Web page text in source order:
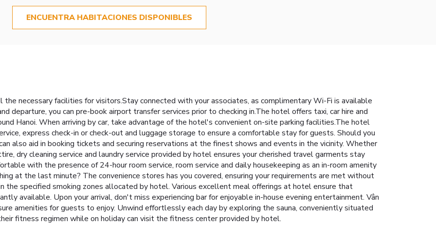
ENCUENTRA HABITACIONES DISPONIBLES
necessary facilities for visitors.Stay connected with your associates, as complimentary Wi-Fi is available
departure, you can pre-book airport transfer services prior to checking in.The hotel offers taxi, car hire and
Hanoi. When arriving by car, take advantage of the hotel's convenient on-site parking facilities.The hotel
express check-in or check-out and luggage storage to ensure a comfortable stay for guests. Should you
also aid in booking tickets and securing reservations at the finest shows and events in the vicinity. Whether
dry cleaning service and laundry service provided by hotel ensures your cherished travel garments stay
with the presence of 24-hour room service, room service and daily housekeeping as an in-room amenity
at the last minute? The convenience stores has you covered, ensuring your requirements are met without
the specified smoking zones allocated by hotel. Various excellent meal offerings at hotel ensure that
available. Upon your arrival, don't miss experiencing bar for enjoyable in-house evening entertainment. Vân
amenities for guests to enjoy. Unwind effortlessly each day by exploring the sauna, conveniently situated
fitness regimen while on holiday can visit the fitness center provided by hotel.